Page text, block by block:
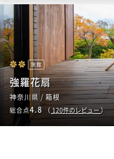
旅館
強羅花扇
神奈川県 / 箱根
総合点4.8 （ 120件のレビュー）